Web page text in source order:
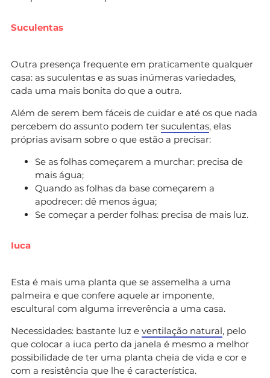
Suculentas
Outra presença frequente em praticamente qualquer
casa: as suculentas e as suas inúmeras variedades,
cada uma mais bonita do que a outra.
Além de serem bem fáceis de cuidar e até os que nada
percebem do assunto podem ter suculentas, elas
próprias avisam sobre o que estão a precisar:
Se as folhas começarem a murchar: precisa de
mais água;
Quando as folhas da base começarem a
apodrecer: dê menos água;
Se começar a perder folhas: precisa de mais luz.
Iuca
Esta é mais uma planta que se assemelha a uma
palmeira e que confere aquele ar imponente,
escultural com alguma irreverência a uma casa.
Necessidades: bastante luz e ventilação natural, pelo
que colocar a iuca perto da janela é mesmo a melhor
possibilidade de ter uma planta cheia de vida e cor e
com a resistência que lhe é característica.